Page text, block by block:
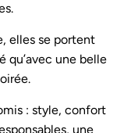
elles se portent
qu’avec une belle
: style, confort
une